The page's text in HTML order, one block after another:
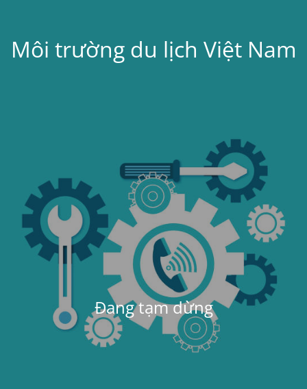
Môi trường du lịch Việt Nam
Đang tạm dừng